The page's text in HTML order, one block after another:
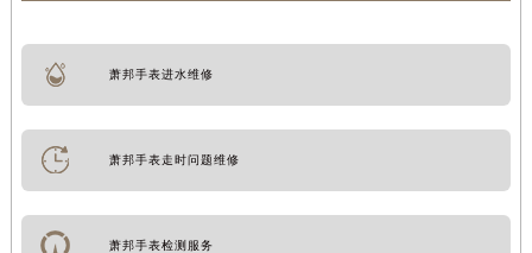
萧邦手表进水维修
萧邦手表走时问题维修
萧邦手表检测服务